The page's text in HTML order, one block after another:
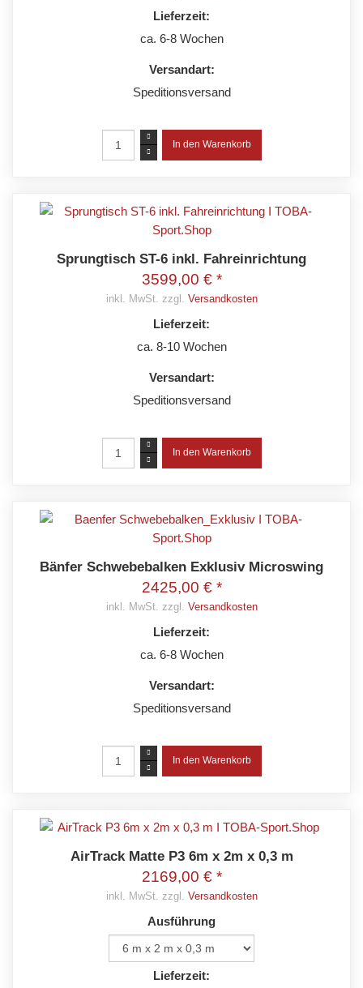
Lieferzeit:
ca. 6-8 Wochen
Versandart:
Speditionsversand
Sprungtisch ST-6 inkl. Fahreinrichtung
3599,00 € *
inkl. MwSt. zzgl. Versandkosten
Lieferzeit:
ca. 8-10 Wochen
Versandart:
Speditionsversand
Bänfer Schwebebalken Exklusiv Microswing
2425,00 € *
inkl. MwSt. zzgl. Versandkosten
Lieferzeit:
ca. 6-8 Wochen
Versandart:
Speditionsversand
AirTrack Matte P3 6m x 2m x 0,3 m
2169,00 € *
inkl. MwSt. zzgl. Versandkosten
Ausführung
Lieferzeit: